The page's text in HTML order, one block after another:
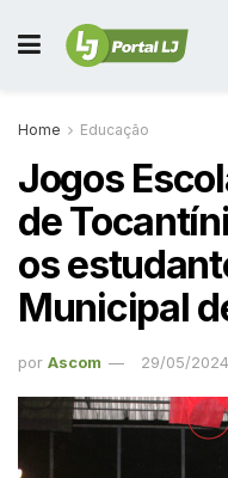
Home Educação
Jogos
de
os
Municipal
por Ascom 29/05/2024